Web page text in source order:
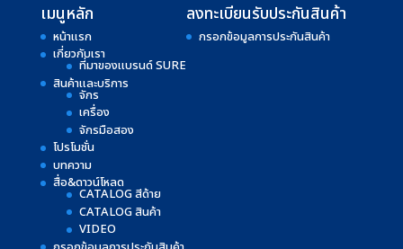
เมนูหลัก
หน้าแรก
เกี่ยวกับเรา
ที่มาของแบรนด์ SURE
สินค้าและบริการ
จักร
เครื่อง
จักรมือสอง
โปรโมชั่น
บทความ
สื่อ&ดาวน์โหลด
CATALOG สีด้าย
CATALOG สินค้า
VIDEO
ลงทะเบียนรับประกันสินค้า
กรอกข้อมูลการประกันสินค้า